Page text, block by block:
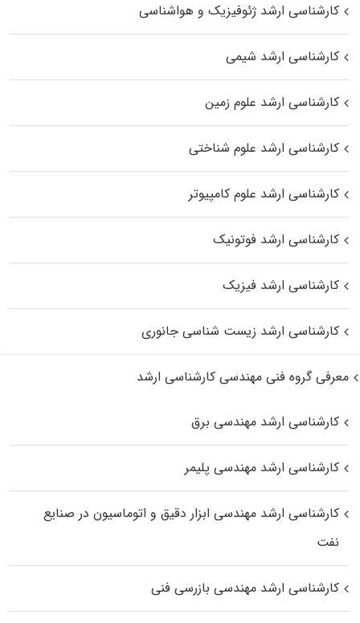
کارشناسی ارشد ژئوفیزیک و هواشناسی
کارشناسی ارشد شیمی
کارشناسی ارشد علوم زمین
کارشناسی ارشد علوم شناختی
کارشناسی ارشد علوم کامپیوتر
کارشناسی ارشد فوتونیک
کارشناسی ارشد فیزیک
کارشناسی ارشد زیست‌ شناسی جانوری
معرفی گروه فنی مهندسی کارشناسی ارشد
کارشناسی ارشد مهندسی برق
کارشناسی ارشد مهندسی پلیمر
کارشناسی ارشد مهندسی ابزار دقیق و اتوماسیون در صنایع
نفت
کارشناسی ارشد مهندسی بازرسی فنی